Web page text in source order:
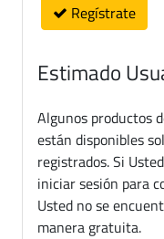
Regístrate
Estimado
Algunos productos
están disponibles
registrados. Si
iniciar sesión para
Usted no se
manera gratuita.